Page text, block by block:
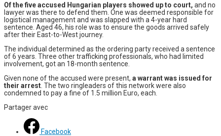
Of the five accused Hungarian players showed up to court, and no
lawyer was there to defend them. One was deemed responsible for
logistical management and was slapped with a 4-year hard
sentence. Aged 46, his role was to ensure the goods arrived safely
after their East-to-West journey.
The individual determined as the ordering party received a sentence
of 6 years. Three other trafficking professionals, who had limited
involvement, got an 18-month sentence.
Given none of the accused were present, a warrant was issued for
their arrest . The two ringleaders of this network were also
condemned to pay a fine of 1.5 million Euro, each.
Partager avec
Facebook